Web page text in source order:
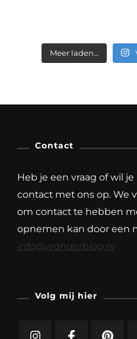
Meer laden…
Contact
Heb je een vraag of wil
contact met ons op. We
om contact te hebben
opnemen kan door een
info@wanderblog.nl
Volg mij hier